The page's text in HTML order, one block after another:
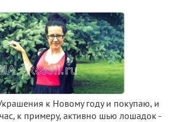
к Новому году и покупаю, и
к примеру, активно шью лошадок -